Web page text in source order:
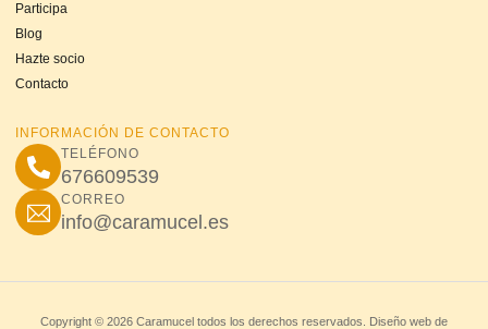
Participa
Blog
Hazte socio
Contacto
INFORMACIÓN DE CONTACTO
TELÉFONO
676609539
CORREO
info@caramucel.es
Copyright © 2026 Caramucel todos los derechos reservados. Diseño web de